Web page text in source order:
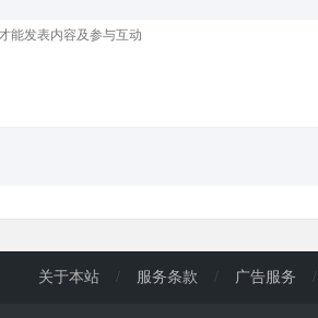
关于本站 / 服务条款 / 广告服务 /